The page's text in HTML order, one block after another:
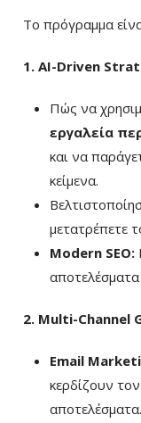
Το πρόγραμμα
1. AI-Driven
Πώς να
εργαλεία
και να
κείμενα.
μετατρέπετε
Modern SEO:
2. Multi-Channel
Email
κερδίζουν
αποτελέσματα.